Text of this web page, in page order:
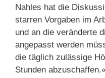
Nahles hat die
starren Vorgaben im
und an die veränderte
angepasst werden
die täglich zulässige
Stunden